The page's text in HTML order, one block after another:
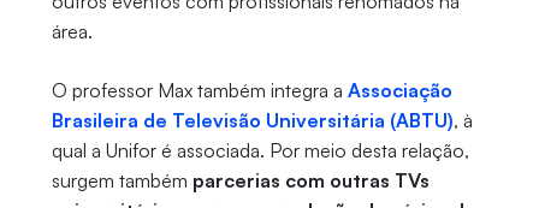
área.
O professor Max também integra a Associação
Brasileira de Televisão Universitária (ABTU), à
qual a Unifor é associada. Por meio desta relação,
surgem também parcerias com outras TVs